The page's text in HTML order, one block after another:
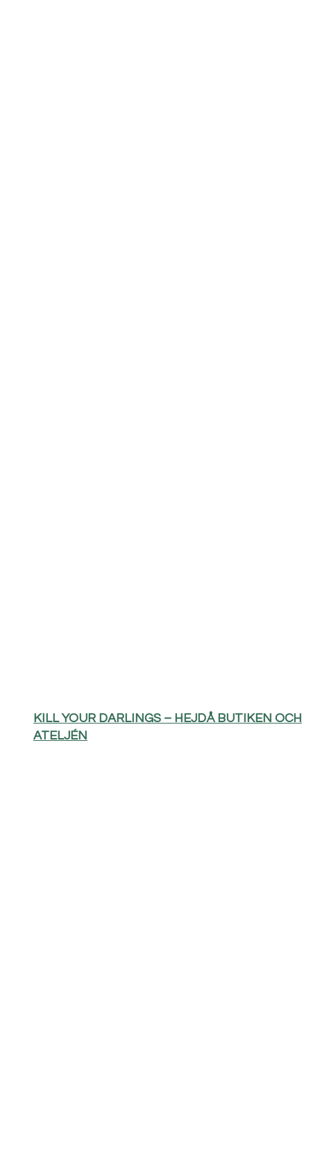
KILL YOUR DARLINGS – HEJDÅ BUTIKEN OCH
ATELJÉN